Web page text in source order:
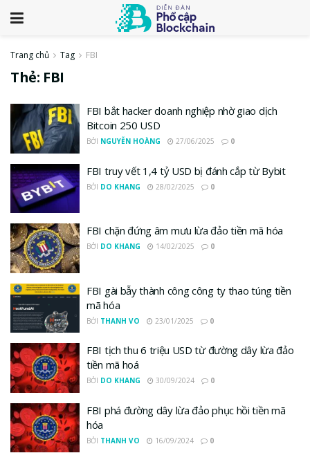
Trang chủ Tag FBI
Thẻ: FBI
FBI bắt hacker doanh nghiệp nhờ giao dịch
Bitcoin 250 USD
BỞI NGUYỄN HOÀNG 27/06/2025 0
FBI truy vết 1,4 tỷ USD bị đánh cắp từ Bybit
BỞI DO KHANG 28/02/2025 0
FBI chặn đứng âm mưu lừa đảo tiền mã hóa
BỞI DO KHANG 14/02/2025 0
FBI gài bẫy thành công công ty thao túng tiền
mã hóa
BỞI THANH VO 23/01/2025 0
FBI tịch thu 6 triệu USD từ đường dây lừa đảo
tiền mã hoá
BỞI DO KHANG 30/09/2024 0
FBI phá đường dây lừa đảo phục hồi tiền mã
hóa
BỞI THANH VO 16/09/2024 0